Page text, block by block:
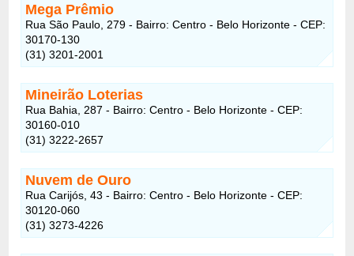
Mega Prêmio
Rua São Paulo, 279 - Bairro: Centro - Belo Horizonte - CEP:
30170-130
(31) 3201-2001
Mineirão Loterias
Rua Bahia, 287 - Bairro: Centro - Belo Horizonte - CEP:
30160-010
(31) 3222-2657
Nuvem de Ouro
Rua Carijós, 43 - Bairro: Centro - Belo Horizonte - CEP:
30120-060
(31) 3273-4226